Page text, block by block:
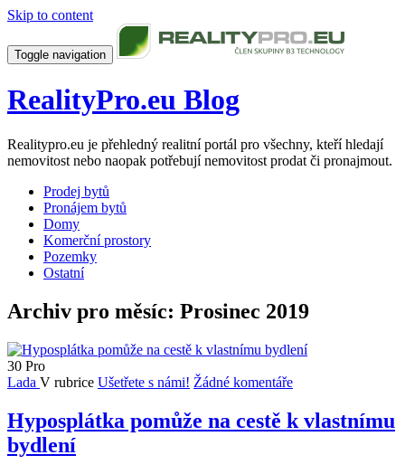
Skip to content
Toggle navigation
RealityPro.eu Blog
Realitypro.eu je přehledný realitní portál pro všechny, kteří hledají
nemovitost nebo naopak potřebují nemovitost prodat či pronajmout.
Prodej bytů
Pronájem bytů
Domy
Komerční prostory
Pozemky
Ostatní
Archiv pro měsíc: Prosinec 2019
30 Pro
Lada V rubrice Ušetřete s námi! Žádné komentáře
Hyposplátka pomůže na cestě k vlastnímu
bydlení